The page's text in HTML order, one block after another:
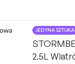
JEDYNA SZTUKA
2.5L